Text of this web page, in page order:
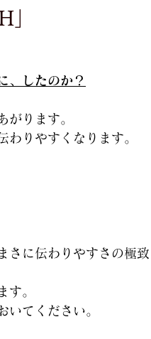
」
、したのか？
がります。
わりやすくなります。
に伝わりやすさの極致
す。
いてください。